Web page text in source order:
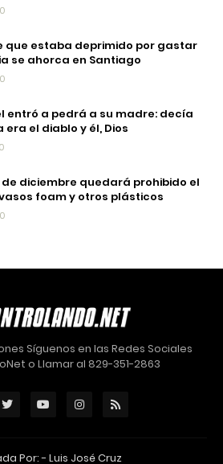
que estaba deprimido por gastar
se ahorca en Santiago
entró a pedrá a su madre: decía
era el diablo y él, Dios
diciembre quedará prohibido el
foam y otros plásticos
Síguenos en las Redes Sociales
o Llamar al 829-351-2863
Por: - Luis José Cruz